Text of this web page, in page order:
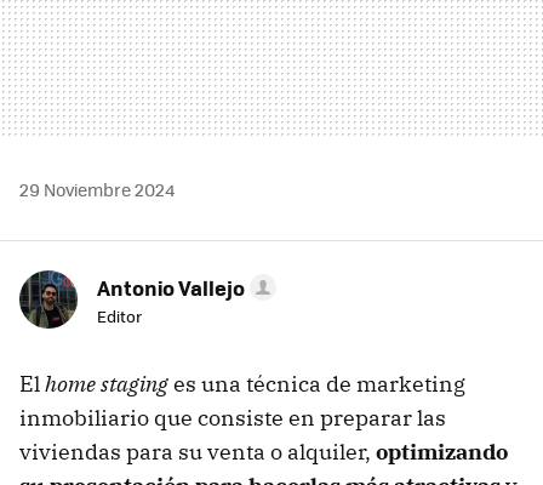
29 Noviembre 2024
Antonio Vallejo
Editor
Elhome staginges una técnica de marketing
inmobiliario que consiste en preparar las
viviendas para su venta o alquiler, optimizando